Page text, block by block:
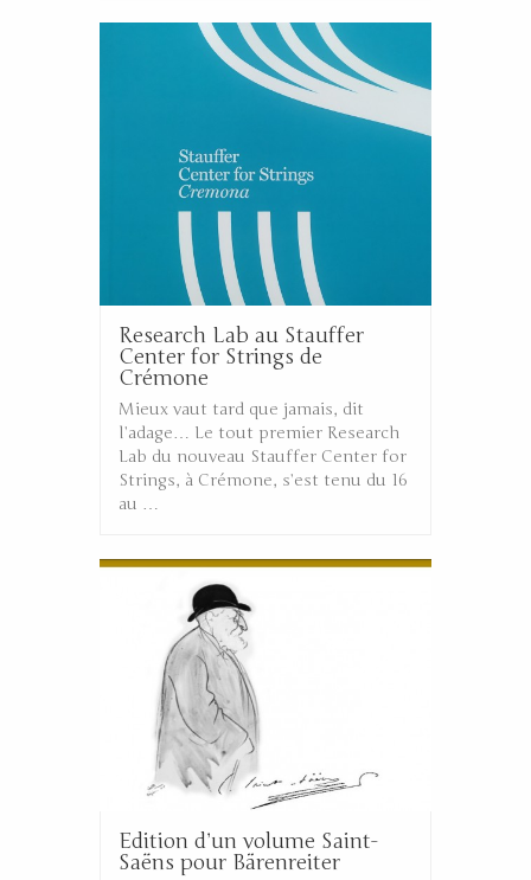
Research Lab au Stauffer
Center for Strings de
Crémone
Mieux vaut tard que jamais, dit
l’adage… Le tout premier Research
Lab du nouveau Stauffer Center for
Strings, à Crémone, s’est tenu du 16
au …
Edition d’un volume Saint-
Saëns pour Bärenreiter